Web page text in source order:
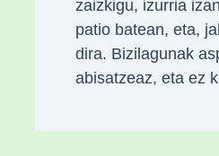
zaizkigu, izurria
patio batean, eta,
dira. Bizilagunak
abisatzeaz, eta ez